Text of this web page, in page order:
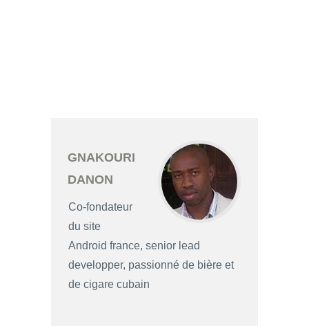
GNAKOURI
DANON
Co-fondateur
du site
Android france, senior lead
developper, passionné de bière et
de cigare cubain